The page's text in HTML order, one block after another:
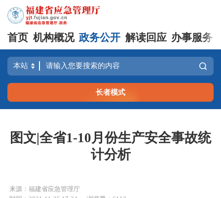
首页 机构概况 政务公开 解读回应 办事服务
长者模式
图文|全省1-10月份生产安全事故统
计分析
来源：福建省应急管理厅